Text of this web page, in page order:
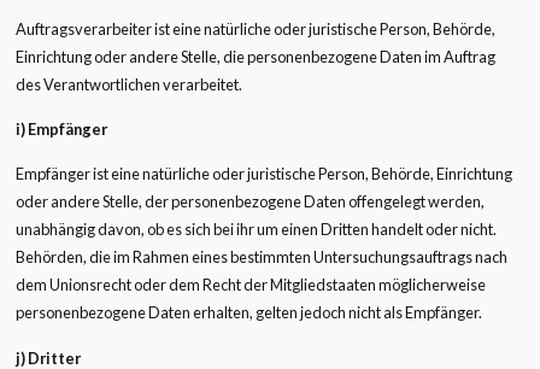
Auftragsverarbeiter ist eine natürliche oder juristische Person, Behörde,
Einrichtung oder andere Stelle, die personenbezogene Daten im Auftrag
des Verantwortlichen verarbeitet.
i) Empfänger
Empfänger ist eine natürliche oder juristische Person, Behörde, Einrichtung
oder andere Stelle, der personenbezogene Daten offengelegt werden,
unabhängig davon, ob es sich bei ihr um einen Dritten handelt oder nicht.
Behörden, die im Rahmen eines bestimmten Untersuchungsauftrags nach
dem Unionsrecht oder dem Recht der Mitgliedstaaten möglicherweise
personenbezogene Daten erhalten, gelten jedoch nicht als Empfänger.
j) Dritter